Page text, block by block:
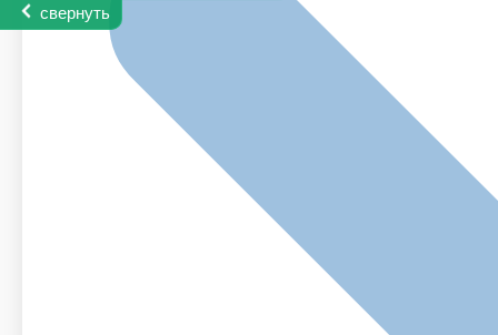
свернуть